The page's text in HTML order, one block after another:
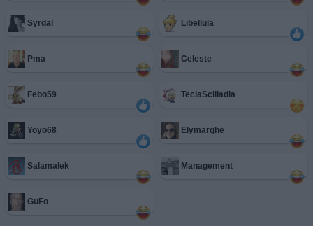
Syrdal Libellula
Pma Celeste
Febo59 TeclaScilladia
Yoyo68 Elymarghe
Salamalek Management
GuFo